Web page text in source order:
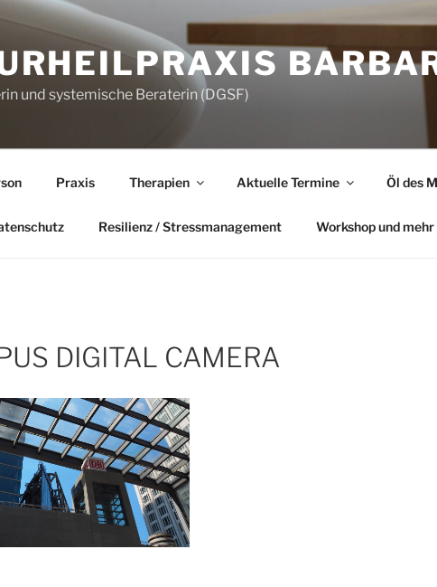
und systemische Beraterin (DGSF)
Praxis Therapien Aktuelle Termine Öl des
Resilienz / Stressmanagement Workshop und mehr
DIGITAL CAMERA